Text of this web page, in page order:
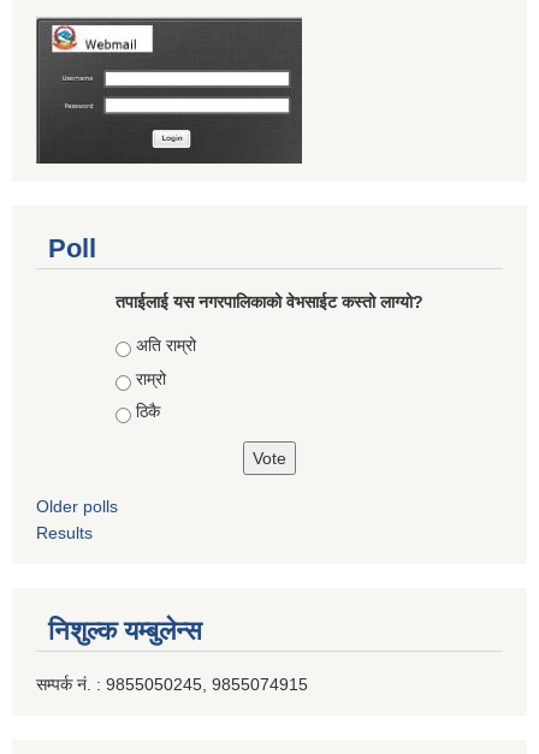
Poll
तपाईलाई यस नगरपालिकाको वेभसाईट कस्तो लाग्यो?
Choices
अति राम्रो
राम्रो
ठिकै
Older polls
Results
निशुल्क यम्बुलेन्स
सम्पर्क नं. : 9855050245, 9855074915